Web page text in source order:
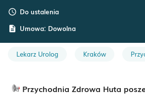
schedule Do ustalenia
description Umowa: Dowolna
Lekarz Urolog Kraków
Przychodnia Zdrowa Huta